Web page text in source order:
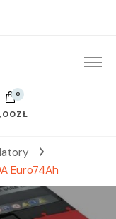
0
Euro74Ah